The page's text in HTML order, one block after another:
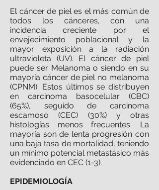
El cáncer de piel es el más común de
todos los cánceres, con una
incidencia creciente por el
envejecimiento poblacional y la
mayor exposición a la radiación
ultravioleta (UV). El cáncer de piel
puede ser Melanoma o siendo en su
mayoría cáncer de piel no melanoma
(CPNM). Estos últimos se distribuyen
en carcinoma basocelular (CBC)
(65%), seguido de carcinoma
escamoso (CEC) (30%) y otras
histologías menos frecuentes. La
mayoría son de lenta progresión con
una baja tasa de mortalidad, teniendo
un mínimo potencial metastásico más
evidenciado en CEC (1-3).
EPIDEMIOLOGÍA